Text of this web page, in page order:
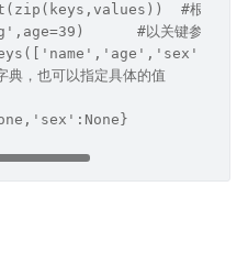
#根据已有数
#以关键参数的形
#以给
，也可以指定具体的值